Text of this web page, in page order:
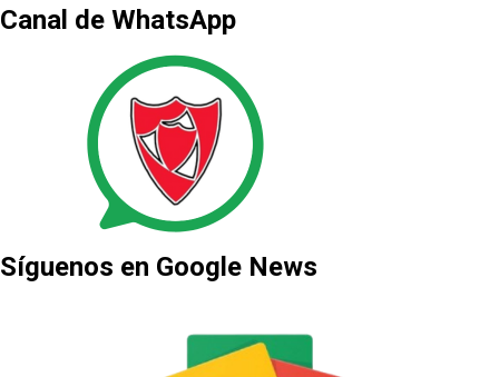
Canal de WhatsApp
Síguenos en Google News